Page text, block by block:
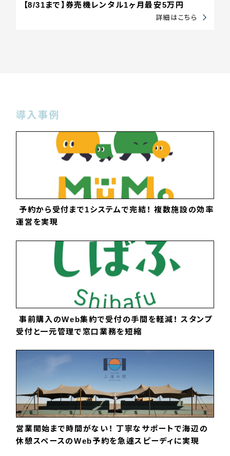
【8/31まで】券売機レンタル1ヶ月最安5万円
詳細はこちら
導入事例
予約から受付まで1システムで完結！ 複数施設の効率
運営を実現
事前購入のWeb集約で受付の手間を軽減！ スタンプ
受付と一元管理で窓口業務を短縮
営業開始まで時間がない！ 丁寧なサポートで海辺の
休憩スペースのWeb予約を急遽スピーディに実現